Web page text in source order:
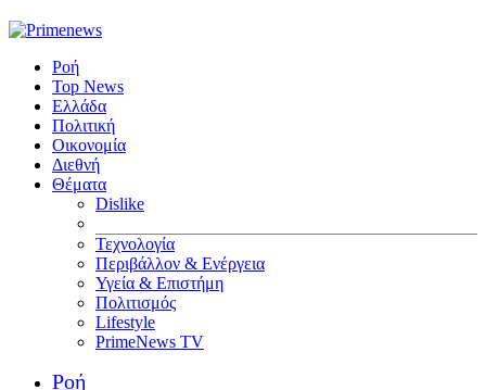
Ροή
Top News
Ελλάδα
Πολιτική
Οικονομία
Διεθνή
Θέματα
Dislike
Τεχνολογία
Περιβάλλον & Ενέργεια
Υγεία & Επιστήμη
Πολιτισμός
Lifestyle
PrimeNews TV
Ροή